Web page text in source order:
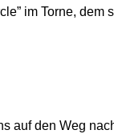
im Torne, dem
auf den Weg